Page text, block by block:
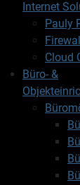
Internet
Pauly
Cloud
Büro- &